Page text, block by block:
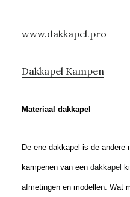
www.dakkapel.pro
Dakkapel Kampen
Materiaal dakkapel
De ene dakkapel is de
kampenen van een dakkapel
afmetingen en modellen. Wat